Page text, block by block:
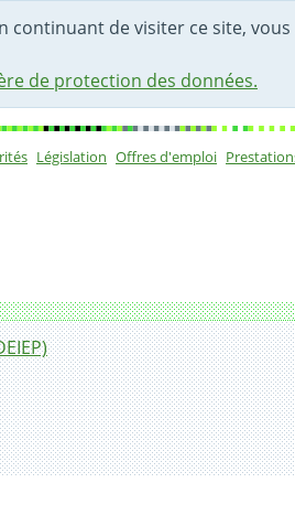
continuant de visiter ce site,
de protection des données.
Législation Offres d'emploi